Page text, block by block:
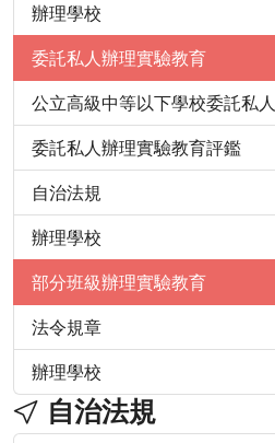
辦理學校
委託私人辦理實驗教育
公立高級中等以下學校委託私
委託私人辦理實驗教育評鑑
自治法規
辦理學校
部分班級辦理實驗教育
法令規章
辦理學校
自治法規